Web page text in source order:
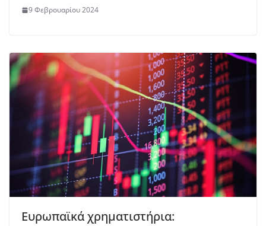
9 Φεβρουαρίου 2024
Ευρωπαϊκά χρηματιστήρια: